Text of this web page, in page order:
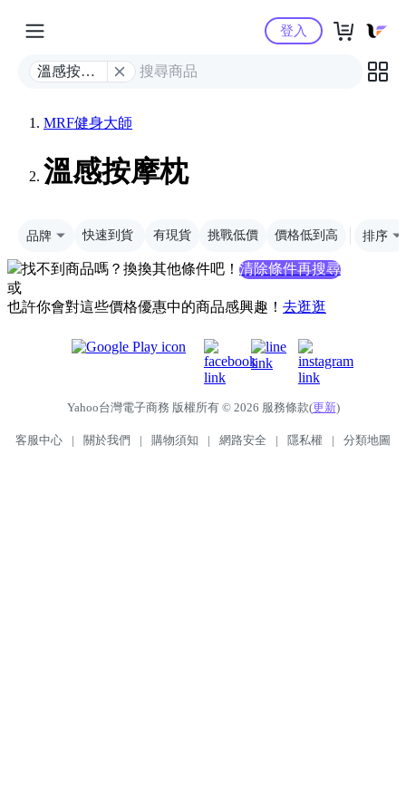
Yahoo購物中心
溫感按摩
登入
MRF健身大師
溫感按摩枕
品牌 快速到貨 有現貨 挑戰低價 價格低到高 排序
找不到商品嗎？換換其他條件吧！ 清除條件再搜尋
或
也許你會對這些價格優惠中的商品感興趣！ 去逛逛
Yahoo台灣電子商務 版權所有 © 2026 服務條款(更新)
客服中心 | 關於我們 | 購物須知 | 網路安全 | 隱私權 | 分類地圖